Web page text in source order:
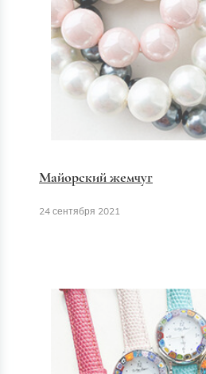
Майорский жемчуг
24 сентября 2021